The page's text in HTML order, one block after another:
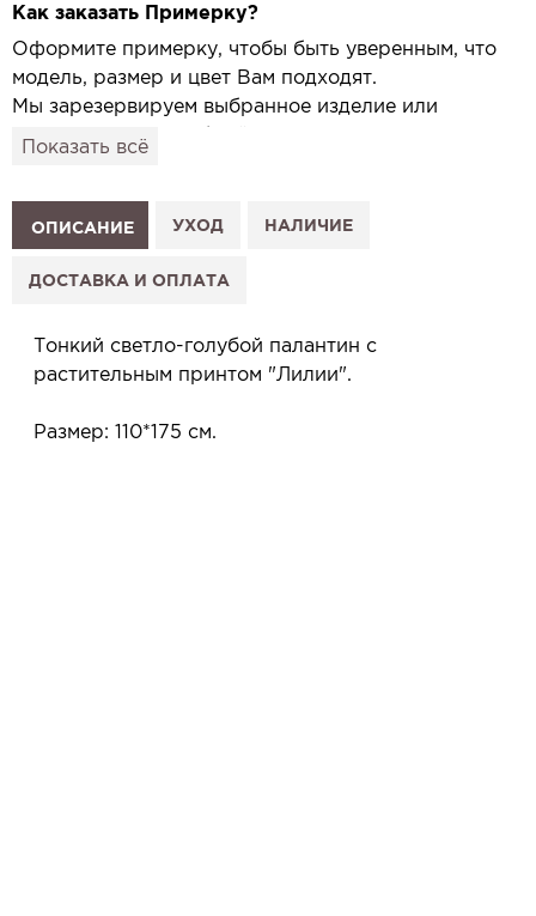
Как заказать Примерку?
Оформите примерку, чтобы быть уверенным, что
модель, размер и цвет Вам подходят.
Мы зарезервируем выбранное изделие или
привезём его в удобный для вас салон и
1. Выберите изделие на сайте.
2. Нажмите «Заказать примерку» и выберите салон.
3. Заполните форму и отправьте заявку.
сообщим, когда изделие будет готово к примерке.
Услуга бесплатная и ни к чему не обязывает: Вы
покупать или нет.
Показать всё
ОПИСАНИЕ УХОД НАЛИЧИЕ
ДОСТАВКА И ОПЛАТА
Тонкий светло-голубой палантин с
растительным принтом "Лилии".
Размер: 110*175 см.